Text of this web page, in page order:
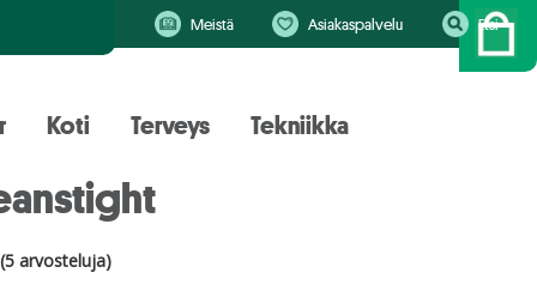
Meistä Asiakaspalvelu Etsi
Koti Terveys Tekniikka
arvosteluja)